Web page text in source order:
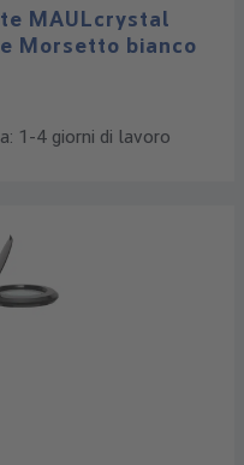
MAULcrystal
Morsetto bianco
1-4 giorni di lavoro